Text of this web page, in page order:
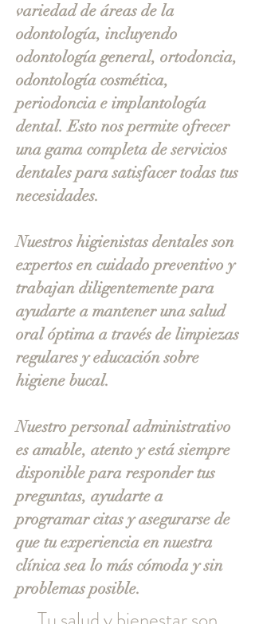
variedad de áreas de la
odontología, incluyendo
odontología general, ortodoncia,
odontología cosmética,
periodoncia e implantología
dental. Esto nos permite ofrecer
una gama completa de servicios
dentales para satisfacer todas tus
necesidades.
Nuestros higienistas dentales son
expertos en cuidado preventivo y
trabajan diligentemente para
ayudarte a mantener una salud
oral óptima a través de limpiezas
regulares y educación sobre
higiene bucal.
Nuestro personal administrativo
es amable, atento y está siempre
disponible para responder tus
preguntas, ayudarte a
programar citas y asegurarse de
que tu experiencia en nuestra
clínica sea lo más cómoda y sin
problemas posible.